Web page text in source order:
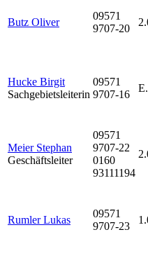
Butz Oliver
09571
9707-20
Hucke Birgit
Sachgebietsleiterin
09571
9707-16
Meier Stephan
Geschäftsleiter
09571
9707-22
0160
93111194
Rumler Lukas
09571
9707-23